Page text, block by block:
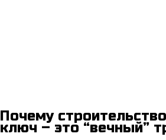
Почему
ключ – это “вечный”